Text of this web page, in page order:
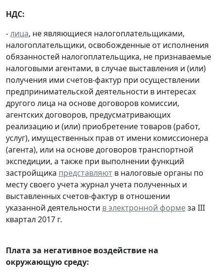
НДС:
-лица, не являющиеся налогоплательщиками,
налогоплательщики, освобожденные от исполнения
обязанностей налогоплательщика, не признаваемые
налоговыми агентами, в случае выставления и (или)
получения ими счетов-фактур при осуществлении
предпринимательской деятельности в интересах
другого лица на основе договоров комиссии,
агентских договоров, предусматривающих
реализацию и (или) приобретение товаров (работ,
услуг), имущественных прав от имени комиссионера
(агента), или на основе договоров транспортной
экспедиции, а также при выполнении функций
застройщика представляют в налоговые органы по
месту своего учета журнал учета полученных и
выставленных счетов-фактур в отношении
указанной деятельности в электронной формеза III
квартал 2017 г.
Плата за негативное воздействие на
окружающую среду: